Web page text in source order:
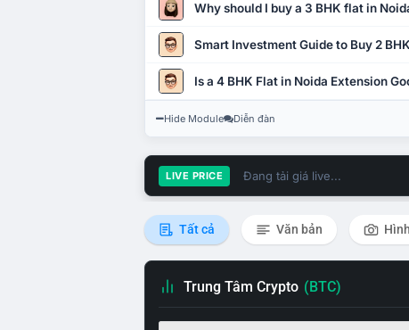
Why should I buy a 3 BHK flat in
Smart Investment Guide to Buy 2
Is a 4 BHK Flat in Noida Extension
Hide Module Diễn đàn
LIVE PRICE Đang tải giá live...
Tất cả Văn bản
Trung Tâm Crypto (BTC)